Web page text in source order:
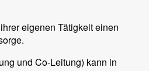
eigenen Tätigkeit einen
und Co-Leitung) kann in